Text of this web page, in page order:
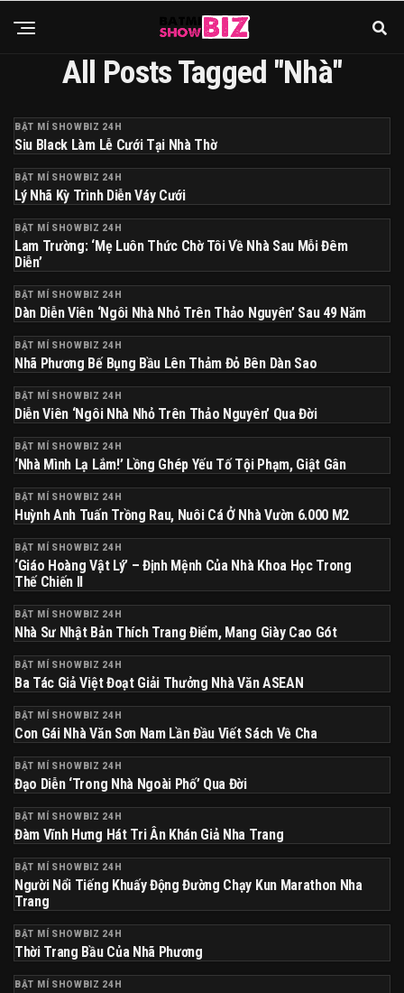
All Posts Tagged "nhà"
BẬT MÍ SHOWBIZ 24H
Siu Black Làm Lễ Cưới Tại Nhà Thờ
BẬT MÍ SHOWBIZ 24H
Lý Nhã Kỳ Trình Diễn Váy Cưới
BẬT MÍ SHOWBIZ 24H
Lam Trường: ‘Mẹ Luôn Thức Chờ Tôi Về Nhà Sau Mỗi Đêm
Diễn’
BẬT MÍ SHOWBIZ 24H
Dàn Diễn Viên ‘Ngôi Nhà Nhỏ Trên Thảo Nguyên’ Sau 49 Năm
BẬT MÍ SHOWBIZ 24H
Nhã Phương Bế Bụng Bầu Lên Thảm Đỏ Bên Dàn Sao
BẬT MÍ SHOWBIZ 24H
Diễn Viên ‘Ngôi Nhà Nhỏ Trên Thảo Nguyên’ Qua Đời
BẬT MÍ SHOWBIZ 24H
‘Nhà Mình Lạ Lắm!’ Lồng Ghép Yếu Tố Tội Phạm, Giật Gân
BẬT MÍ SHOWBIZ 24H
Huỳnh Anh Tuấn Trồng Rau, Nuôi Cá Ở Nhà Vườn 6.000 M2
BẬT MÍ SHOWBIZ 24H
‘Giáo Hoàng Vật Lý’ – Định Mệnh Của Nhà Khoa Học Trong
Thế Chiến II
BẬT MÍ SHOWBIZ 24H
Nhà Sư Nhật Bản Thích Trang Điểm, Mang Giày Cao Gót
BẬT MÍ SHOWBIZ 24H
Ba Tác Giả Việt Đoạt Giải Thưởng Nhà Văn ASEAN
BẬT MÍ SHOWBIZ 24H
Con Gái Nhà Văn Sơn Nam Lần Đầu Viết Sách Về Cha
BẬT MÍ SHOWBIZ 24H
Đạo Diễn ‘Trong Nhà Ngoài Phố’ Qua Đời
BẬT MÍ SHOWBIZ 24H
Đàm Vĩnh Hưng Hát Tri Ân Khán Giả Nha Trang
BẬT MÍ SHOWBIZ 24H
Người Nổi Tiếng Khuấy Động Đường Chạy Kun Marathon Nha
Trang
BẬT MÍ SHOWBIZ 24H
Thời Trang Bầu Của Nhã Phương
BẬT MÍ SHOWBIZ 24H